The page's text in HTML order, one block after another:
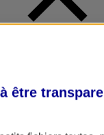
être